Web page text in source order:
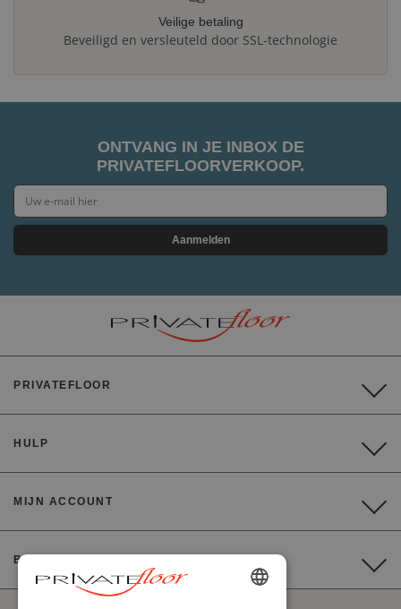
Veilige betaling
Beveiligd en versleuteld door SSL-technologie
ONTVANG IN JE INBOX DE
PRIVATEFLOORVERKOOP.
Aanmelden
PRIVATEFLOOR
HULP
MIJN ACCOUNT
BETALING